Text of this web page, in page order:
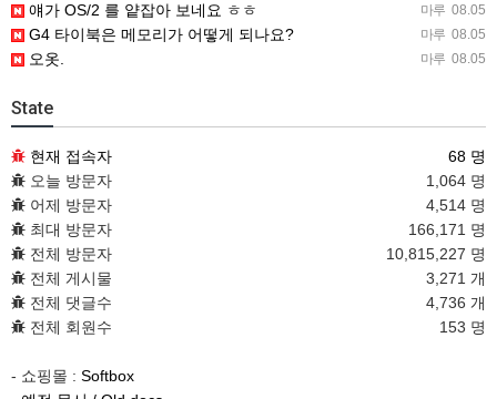
마루 08.05
얘가 OS/2 를 얕잡아 보네요 ㅎㅎ
마루 08.05
G4 타이북은 메모리가 어떻게 되나요?
마루 08.05
오옷.
State
현재 접속자
68 명
오늘 방문자
1,064 명
어제 방문자
4,514 명
최대 방문자
166,171 명
전체 방문자
10,815,227 명
전체 게시물
3,271 개
전체 댓글수
4,736 개
전체 회원수
153 명
- 쇼핑몰 : Softbox